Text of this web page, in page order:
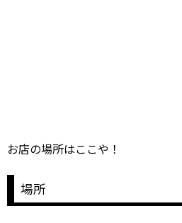
お店の場所はここや！
場所